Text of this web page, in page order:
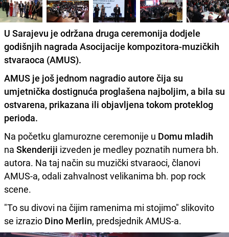
U Sarajevu je održana druga ceremonija dodjele
godišnjih nagrada Asocijacije kompozitora-muzičkih
stvaraoca (AMUS).
AMUS je još jednom nagradio autore čija su
umjetnička dostignuća proglašena najboljim, a bila su
ostvarena, prikazana ili objavljena tokom proteklog
perioda.
Na početku glamurozne ceremonije u Domu mladih
na Skenderiji izveden je medley poznatih numera bh.
autora. Na taj način su muzički stvaraoci, članovi
AMUS-a, odali zahvalnost velikanima bh. pop rock
scene.
"To su divovi na čijim ramenima mi stojimo" slikovito
se izrazio Dino Merlin, predsjednik AMUS-a.